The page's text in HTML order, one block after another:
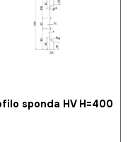
sponda HV H=400